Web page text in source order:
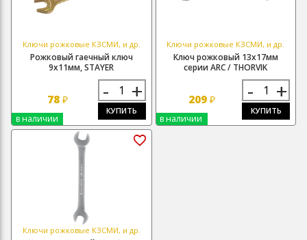
Ключи рожковые КЗСМИ, и др.
Рожковый гаечный ключ
9х11мм, STAYER
78 ₽ - +
КУПИТЬ
в наличии
Ключи рожковые КЗСМИ, и др.
Ключ рожковый 13х17мм
серии ARC / THORVIK
209 ₽ - +
КУПИТЬ
в наличии
Ключи рожковые КЗСМИ, и др.